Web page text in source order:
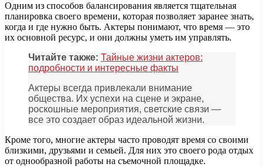
Одним из способов балансирования является тщательная
планировка своего времени, которая позволяет заранее знать,
когда и где нужно быть. Актеры понимают, что время — это
их основной ресурс, и они должны уметь им управлять.
Читайте также: Тайные жизни актеров:
подробности и интересные факты
Актеры всегда привлекали внимание
общества. Их успехи на сцене и экране,
роскошные мероприятия, светские связи —
все это создает образ идеальной жизни.
Кроме того, многие актеры часто проводят время со своими
близкими, друзьями и семьей. Для них это своего рода отдых
от однообразной работы на съемочной площадке.